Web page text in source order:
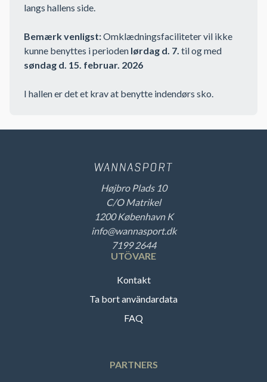
langs hallens side.
Bemærk venligst:Omklædningsfaciliteter vil ikke
kunne benyttes i perioden lørdag d. 7. til og med
søndag d. 15. februar. 2026
I hallen er det et krav at benytte indendørs sko.
Højbro Plads 10
C/O Matrikel
1200 København K
info@wannasport.dk
7199 2644
UTÖVARE
Kontakt
Ta bort användardata
FAQ
PARTNERS